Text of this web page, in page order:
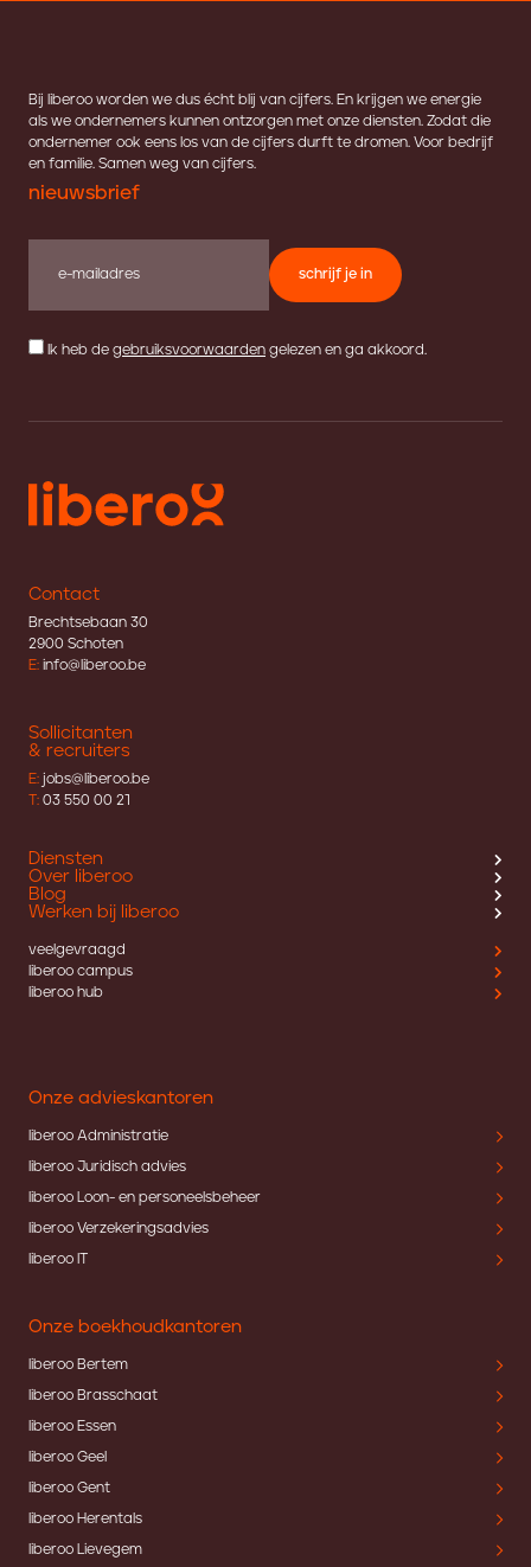
Bij liberoo worden we dus écht blij van cijfers. En krijgen we energie
als we ondernemers kunnen ontzorgen met onze diensten. Zodat die
ondernemer ook eens los van de cijfers durft te dromen. Voor bedrijf
en familie. Samen weg van cijfers.
nieuwsbrief
schrijf je in
Ik heb de gebruiksvoorwaarden gelezen en ga akkoord.
Contact
Brechtsebaan 30
2900 Schoten
E: info@liberoo.be
Sollicitanten
& recruiters
E: jobs@liberoo.be
T: 03 550 00 21
Diensten
Over liberoo
Blog
Werken bij liberoo
veelgevraagd
liberoo campus
liberoo hub
Onze advieskantoren
liberoo Administratie
liberoo Juridisch advies
liberoo Loon- en personeelsbeheer
liberoo Verzekeringsadvies
liberoo IT
Onze boekhoudkantoren
liberoo Bertem
liberoo Brasschaat
liberoo Essen
liberoo Geel
liberoo Gent
liberoo Herentals
liberoo Lievegem